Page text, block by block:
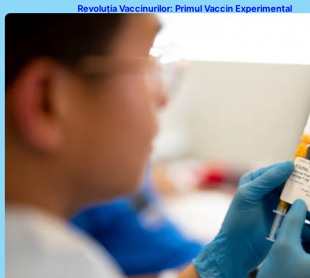
Revoluția Vaccinurilor: Primul Vaccin Experimental
Împotriva Cancerului de Colon în Studiu Uman